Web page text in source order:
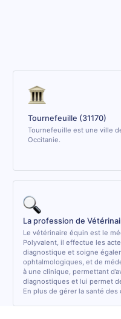
Tournefeuille (31170)
Tournefeuille est une ville
Occitanie.
La profession de
Le vétérinaire équin est le
Polyvalent, il effectue les
diagnostique et soigne
ophtalmologiques, et de
à une clinique, permettant
diagnostiques et lui permet
En plus de gérer la santé